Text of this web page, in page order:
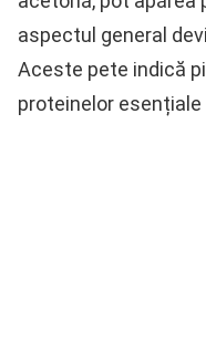
aspectul general
Aceste pete indică
proteinelor